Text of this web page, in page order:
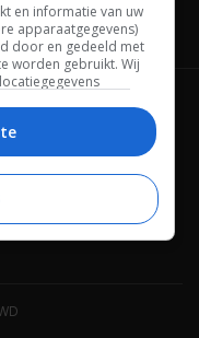
Privacybeleid
Contact
en informatie van uw
apparaatgegevens)
door en gedeeld met
worden gebruikt. Wij
in het sitemenu naar
of in te trekken via de